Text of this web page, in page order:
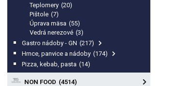
Teplomery (20)
Pištole (7)
Úprava mäsa (55)
Vedrá nerezové (3)
Gastro nádoby - GN (217)
Hrnce, panvice a nádoby (174)
Pizza, kebab, pasta (14)
NON FOOD (4514)